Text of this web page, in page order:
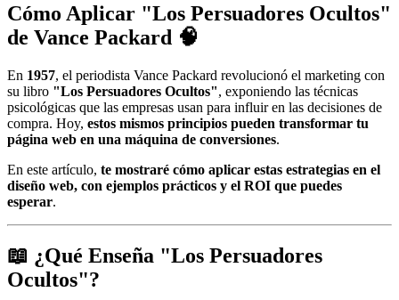
Cómo Aplicar "Los Persuadores Ocultos"
de Vance Packard 🧠
En 1957, el periodista Vance Packard revolucionó el marketing con
su libro "Los Persuadores Ocultos", exponiendo las técnicas
psicológicas que las empresas usan para influir en las decisiones de
compra. Hoy, estos mismos principios pueden transformar tu
página web en una máquina de conversiones.
En este artículo, te mostraré cómo aplicar estas estrategias en el
diseño web, con ejemplos prácticos y el ROI que puedes
esperar.
📖 ¿Qué Enseña "Los Persuadores
Ocultos"?